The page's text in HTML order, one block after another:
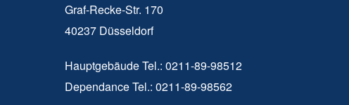
Graf-Recke-Str. 170
40237 Düsseldorf
Hauptgebäude Tel.: 0211-89-98512
Dependance Tel.: 0211-89-98562